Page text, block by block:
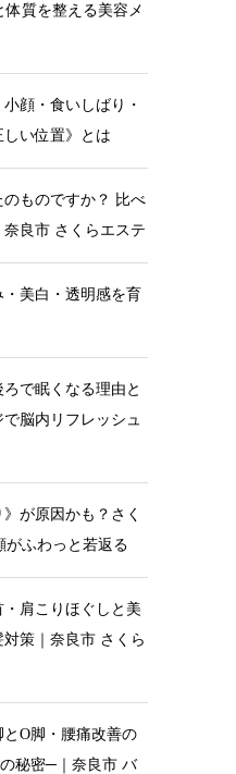
体質を整える美容メ
顔・食いしばり・
い位置》とは
ものですか？ 比べ
良市 さくらエステ
美白・透明感を育
で眠くなる理由と
脳内リフレッシュ
が原因かも？さく
がふわっと若返る
肩こりほぐしと美
策｜奈良市 さくら
O脚・腰痛改善の
秘密─｜奈良市 バ